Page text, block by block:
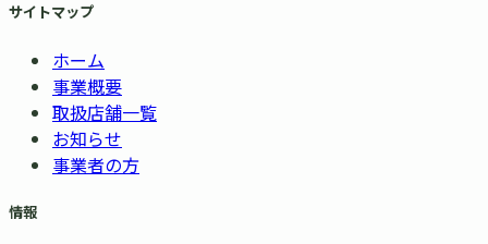
サイトマップ
ホーム
事業概要
取扱店舗一覧
お知らせ
事業者の方
情報